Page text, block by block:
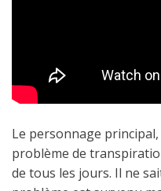
Le personnage
problème de
de tous les jours. Il ne